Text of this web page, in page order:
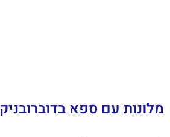
מלונות עם ספא בדוברובניק